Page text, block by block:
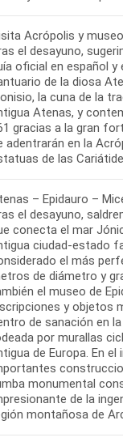
Acrópolis y museo
el desayuno,
oficial en español y
de la diosa
la cuna de la
Atenas, y
gracias a la gran
adentrarán en la
– Epidauro –
el desayuno,
conecta el mar
ciudad-estado
el más
de diámetro y
el museo de
y objetos
de sanación en
por murallas
de Europa. En
monumental
de la